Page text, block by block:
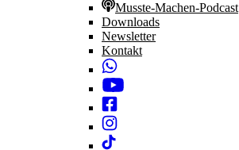
Musste-Machen-Podcast
Downloads
Newsletter
Kontakt